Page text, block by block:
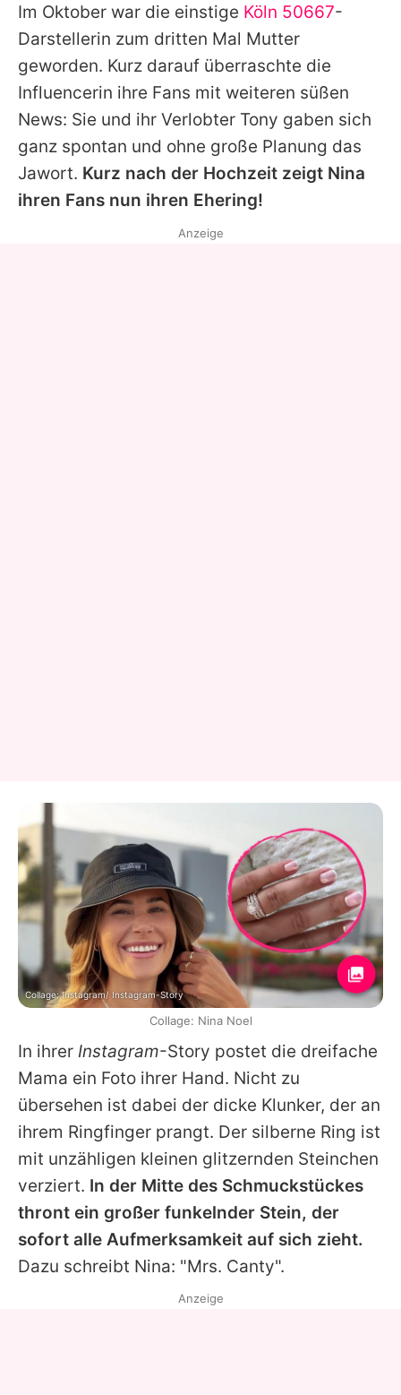
Datenschutzerklärung
Nutzungsbedingungen
Utiq verwalten
Im Oktober war die einstige Köln 50667-
Darstellerin zum dritten Mal Mutter
geworden. Kurz darauf überraschte die
Influencerin ihre Fans mit weiteren süßen
News: Sie und ihr Verlobter Tony gaben sich
ganz spontan und ohne große Planung das
Jawort. Kurz nach der Hochzeit zeigt Nina
ihren Fans nun ihren Ehering!
In ihrer Instagram-Story postet die dreifache
Mama ein Foto ihrer Hand. Nicht zu
übersehen ist dabei der dicke Klunker, der an
ihrem Ringfinger prangt. Der silberne Ring ist
mit unzähligen kleinen glitzernden Steinchen
verziert. In der Mitte des Schmuckstückes
thront ein großer funkelnder Stein, der
sofort alle Aufmerksamkeit auf sich zieht.
Dazu schreibt Nina: "Mrs. Canty".
Anzeige
Collage: Instagram/ Instagram-Story
Collage: Nina Noel
Anzeige